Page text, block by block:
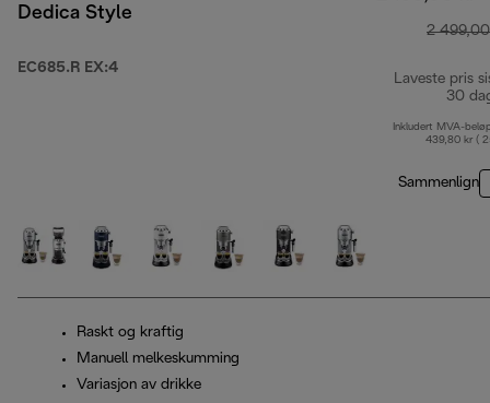
Dedica Style
EC685.R EX:4
2
Laveste pris
30
Inkludert MVA-
439,80 kr (
Sammenlign
Raskt og kraftig
Manuell melkeskumming
Variasjon av drikke